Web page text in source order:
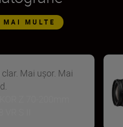
MULTE
Mai ușor. Mai